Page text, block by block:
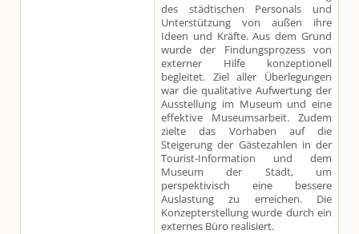
des städtischen Personals und
Unterstützung von außen ihre
Ideen und Kräfte. Aus dem Grund
wurde der Findungsprozess von
externer Hilfe konzeptionell
begleitet. Ziel aller Überlegungen
war die qualitative Aufwertung der
Ausstellung im Museum und eine
effektive Museumsarbeit. Zudem
zielte das Vorhaben auf die
Steigerung der Gästezahlen in der
Tourist-Information und dem
Museum der Stadt, um
perspektivisch eine bessere
Auslastung zu erreichen. Die
Konzepterstellung wurde durch ein
externes Büro realisiert.